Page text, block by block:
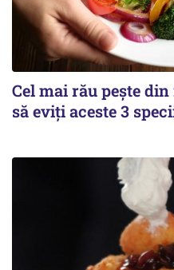
Cel mai rău pește
să eviți aceste 3